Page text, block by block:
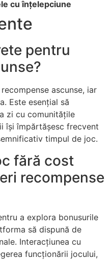
cu înțelepciune
pentru
ascunse, iar
Este esențial să
zi cu comunitățile
își împărtășesc frecvent
timpul de joc.
fără cost
recompense
a explora bonusurile
să dispună de
Interacțiunea cu
funcționării jocului,